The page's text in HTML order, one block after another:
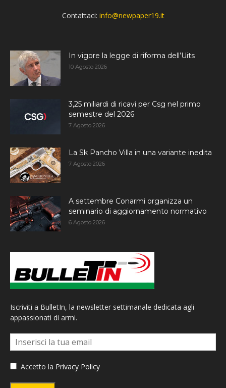
Contattaci: info@newpaper19.it
In vigore la legge di riforma dell’Uits
10 Agosto 2026
3,25 miliardi di ricavi per Csg nel primo
semestre del 2026
7 Agosto 2026
La Sk Pancho Villa in una variante inedita
7 Agosto 2026
A settembre Conarmi organizza un
seminario di aggiornamento normativo
6 Agosto 2026
Iscriviti a BulletIn, la newsletter settimanale dedicata agli
appassionati di armi.
Accetto la Privacy Policy